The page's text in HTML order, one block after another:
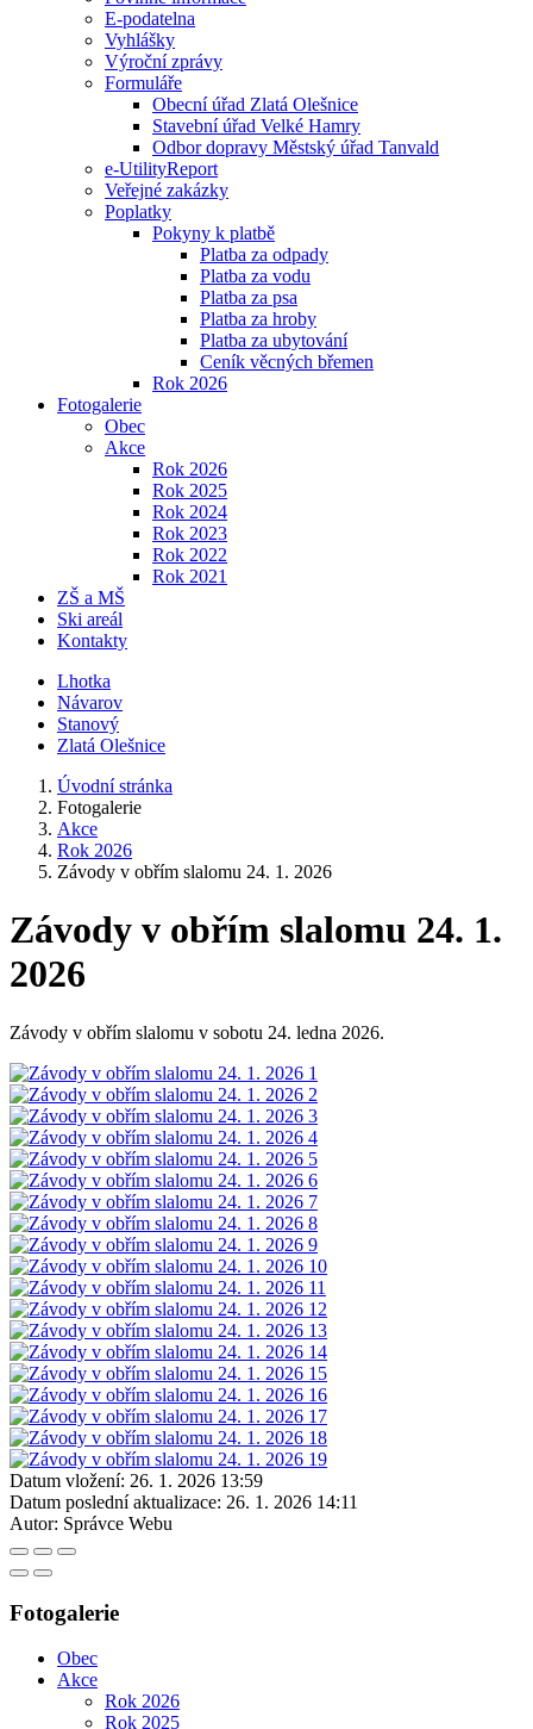
E-podatelna
Vyhlášky
Výroční zprávy
Formuláře
Obecní úřad Zlatá Olešnice
Stavební úřad Velké Hamry
Odbor dopravy Městský úřad Tanvald
e-UtilityReport
Veřejné zakázky
Poplatky
Pokyny k platbě
Platba za odpady
Platba za vodu
Platba za psa
Platba za hroby
Platba za ubytování
Ceník věcných břemen
Rok 2026
Fotogalerie
Obec
Akce
Rok 2026
Rok 2025
Rok 2024
Rok 2023
Rok 2022
Rok 2021
ZŠ a MŠ
Ski areál
Kontakty
Lhotka
Návarov
Stanový
Zlatá Olešnice
Úvodní stránka
Fotogalerie
Akce
Rok 2026
Závody v obřím slalomu 24. 1. 2026
Závody v obřím slalomu 24. 1.
2026
Závody v obřím slalomu v sobotu 24. ledna 2026.
Datum vložení: 26. 1. 2026 13:59
Datum poslední aktualizace: 26. 1. 2026 14:11
Autor: Správce Webu
Fotogalerie
Obec
Akce
Rok 2026
Rok 2025